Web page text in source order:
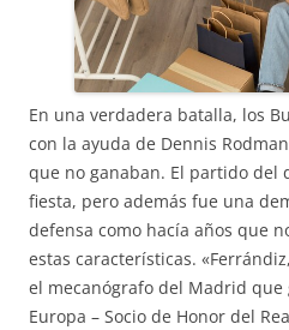
En una verdadera batalla, los
con la ayuda de Dennis
que no ganaban. El partido del
fiesta, pero además fue una
defensa como hacía años que
estas características. «Ferrándiz,
el mecanógrafo del Madrid que
Europa – Socio de Honor del